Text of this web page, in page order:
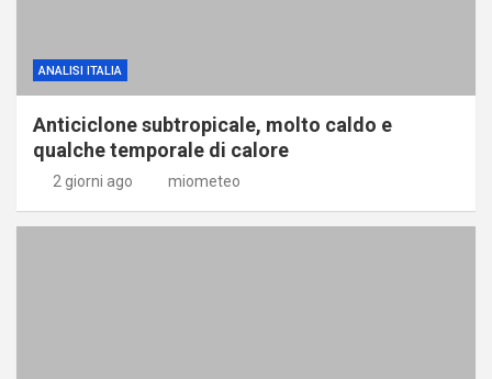
ANALISI ITALIA
Anticiclone subtropicale, molto caldo e
qualche temporale di calore
2 giorni ago miometeo